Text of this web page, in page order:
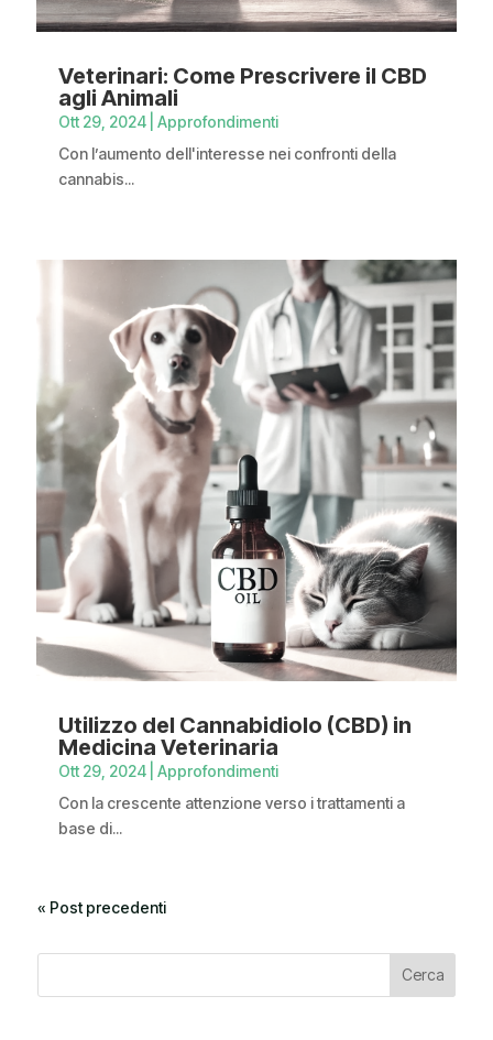
Veterinari: Come Prescrivere il CBD
agli Animali
Ott 29, 2024| Approfondimenti
Con l’aumento dell'interesse nei confronti della
cannabis...
Utilizzo del Cannabidiolo (CBD) in
Medicina Veterinaria
Ott 29, 2024| Approfondimenti
Con la crescente attenzione verso i trattamenti a
base di...
« Post precedenti
Cerca